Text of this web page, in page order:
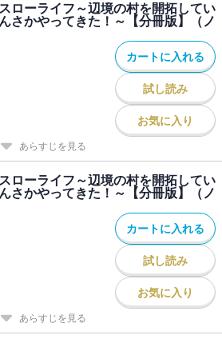
ローライフ～辺境の村を開拓してい
さかやってきた！～【分冊版】（ノ
カートに入れる
試し読み
お気に入り
あらすじを見る
ローライフ～辺境の村を開拓してい
さかやってきた！～【分冊版】（ノ
カートに入れる
試し読み
お気に入り
あらすじを見る